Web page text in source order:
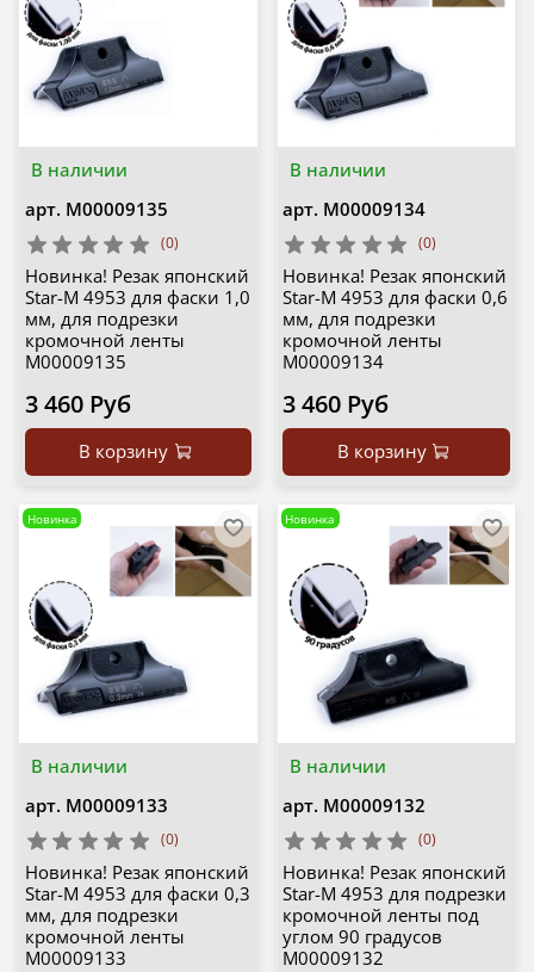
В наличии
арт. М00009135
(0)
Новинка! Резак японский
Star-M 4953 для фаски 1,0
мм, для подрезки
кромочной ленты
М00009135
3 460 Руб
В корзину
В наличии
арт. М00009134
(0)
Новинка! Резак японский
Star-M 4953 для фаски 0,6
мм, для подрезки
кромочной ленты
М00009134
3 460 Руб
В корзину
В наличии
Новинка
арт. М00009133
(0)
Новинка! Резак японский
Star-M 4953 для фаски 0,3
мм, для подрезки
кромочной ленты
М00009133
В наличии
Новинка
арт. М00009132
(0)
Новинка! Резак японский
Star-M 4953 для подрезки
кромочной ленты под
углом 90 градусов
М00009132